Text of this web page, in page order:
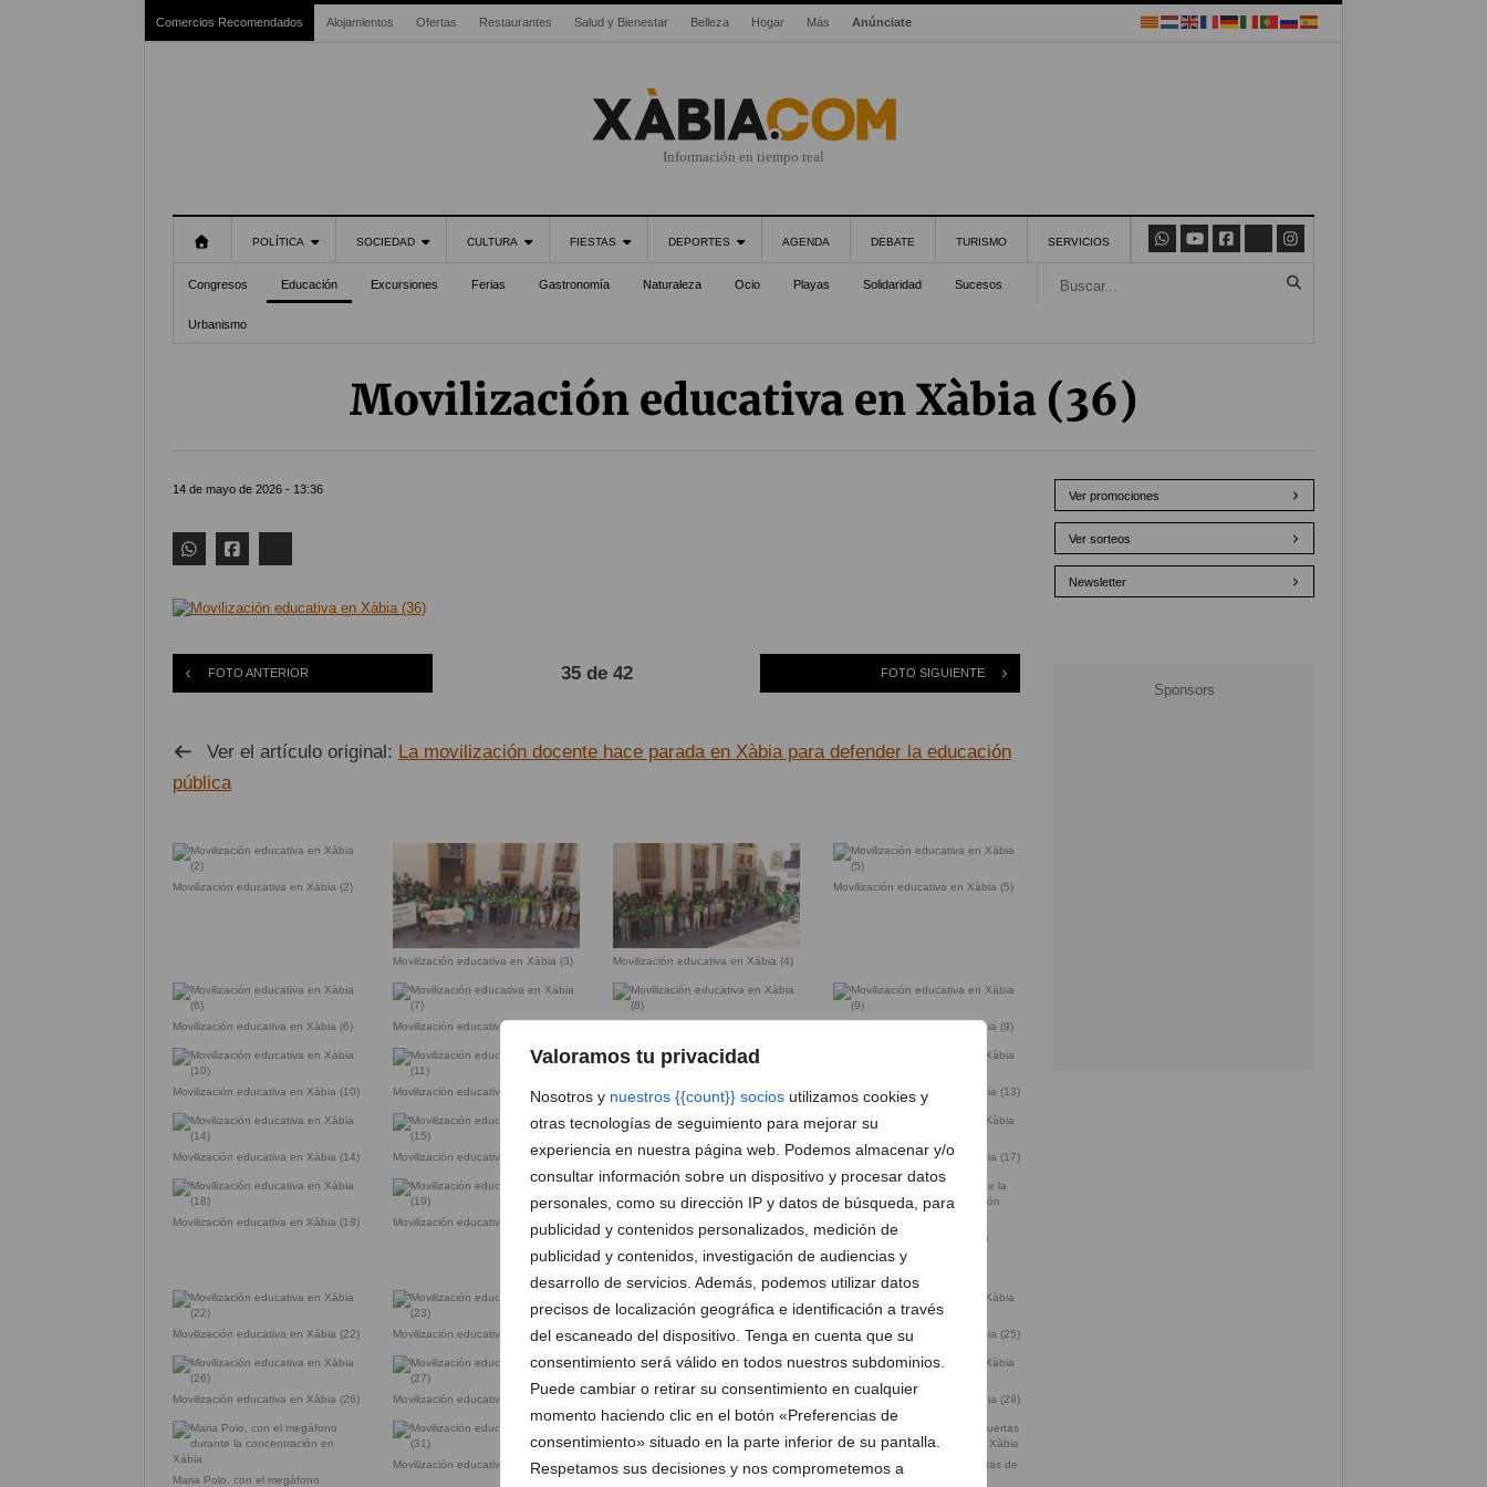
Valoramos tu privacidad
Nosotros y nuestros {{count}} socios utilizamos cookies y
otras tecnologías de seguimiento para mejorar su
experiencia en nuestra página web. Podemos almacenar y/o
consultar información sobre un dispositivo y procesar datos
personales, como su dirección IP y datos de búsqueda, para
publicidad y contenidos personalizados, medición de
publicidad y contenidos, investigación de audiencias y
desarrollo de servicios. Además, podemos utilizar datos
precisos de localización geográfica e identificación a través
del escaneado del dispositivo. Tenga en cuenta que su
consentimiento será válido en todos nuestros subdominios.
Puede cambiar o retirar su consentimiento en cualquier
momento haciendo clic en el botón «Preferencias de
consentimiento» situado en la parte inferior de su pantalla.
Respetamos sus decisiones y nos comprometemos a
Comercios Recomendados Alojamientos Ofertas Restaurantes Salud y Bienestar Belleza Hogar Más Anúnciate
Información en tiempo real
POLÍTICA SOCIEDAD CULTURA FIESTAS DEPORTES AGENDA DEBATE TURISMO SERVICIOS
Congresos Educación Excursiones Ferias Gastronomía Naturaleza Ocio Playas Solidaridad Sucesos
Urbanismo
Movilización educativa en Xàbia (36)
14 de mayo de 2026 - 13:36
FOTO ANTERIOR 35 de 42 FOTO SIGUIENTE
Ver el artículo original: La movilización docente hace parada en Xàbia para defender la educación
pública
Movilización educativa en Xàbia (2)
Movilización educativa en Xàbia (3) Movilización educativa en Xàbia (4)
Movilización educativa en Xàbia (5)
Movilización educativa en Xàbia (6) Movilización educativa en Xàbia (7) Movilización educativa en Xàbia (9)
Movilización educativa en Xàbia (10) Movilización educativa en Xàbia (11) Movilización educativa en Xàbia (12) Movilización educativa en Xàbia (13)
Movilización educativa en Xàbia (14) Movilización educativa en Xàbia (15) Movilización educativa en Xàbia (16) Movilización educativa en Xàbia (17)
Movilización educativa en Xàbia (18) Movilización educativa en Xàbia (19)
Movilización educativa en Xàbia (20)
Centenares de docentes de la
Marina Alta en la movilización
educativa en Xàbia
Movilización educativa en Xàbia (22) Movilización educativa en Xàbia (23) Movilización educativa en Xàbia (24) Movilización educativa en Xàbia (25)
Movilización educativa en Xàbia (26) Movilización educativa en Xàbia (27)
Movilización educativa en Xàbia
Movilización educativa en Xàbia (29)
Maria Polo, con el megáfono
Movilización educativa en Xàbia (31) Movilización educativa en Xàbia (32)
Piquete informativo a las puertas de
Ver promociones
Ver sorteos
Newsletter